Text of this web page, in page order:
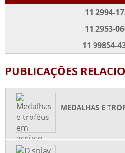
PLACA DE HOMENAGEM EM ACRÍLICO
PLACAS EM ACRÍLICO SP
PORTA CANETA DE ACRÍLICO
PORTA FOLDER EM ACRÍLICO DE PAREDE
PORTA RETRATO DE ACRÍLICO ONDE
PRISMA ACRÍLICO PREÇO
PRISMA DE ACRÍLICO
11 2994-
11 2953-
11 99854-
PUBLICAÇÕES
MEDALHAS E